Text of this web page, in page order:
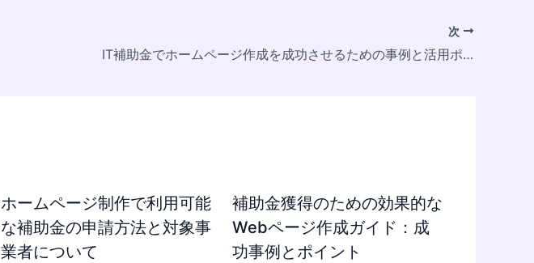
次
IT補助金でホームページ作成を成功させるための事例と活用ポイント
ホームページ制作で利用可能
な補助金の申請方法と対象事
業者について
補助金獲得のための効果的な
Webページ作成ガイド：成
功事例とポイント